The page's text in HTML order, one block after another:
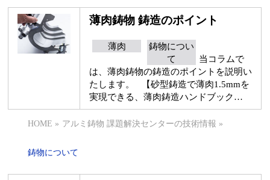
薄肉鋳物 鋳造のポイント
薄肉
鋳物につい
て
当コラムで
は、薄肉鋳物の鋳造のポイントを説明い
たします。 【砂型鋳造で薄肉1.5mmを
実現できる、薄肉鋳造ハンドブック…
HOME » アルミ鋳物 課題解決センターの技術情報 »
鋳物について